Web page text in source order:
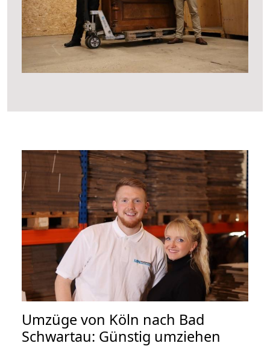
Umzüge von Köln nach Bad
Schwartau: Günstig umziehen